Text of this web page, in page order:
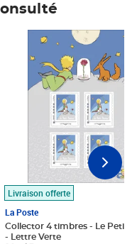
Livraison offerte
La Poste
Collector 4 timbres - Le Petit
- Lettre Verte
Prix 7,50€